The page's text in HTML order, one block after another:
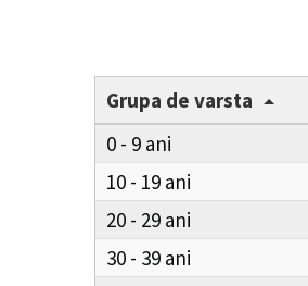
Grupa de varsta
0 - 9
10 - 19
20 - 29
30 - 39